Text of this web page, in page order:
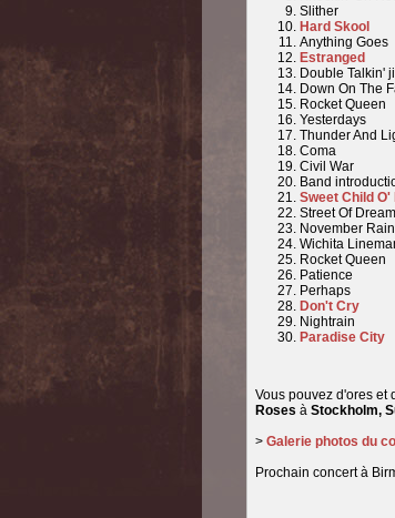
Slither
Hard Skool
Anything Goes
Estranged
Double Talkin'
Down On The
Rocket Queen
Yesterdays
Thunder And
Coma
Civil War
Band
Sweet Child O'
Street Of
November Rain
Wichita
Rocket Queen
Patience
Perhaps
Don't Cry
Nightrain
Paradise City
Vous pouvez d'ores et
Roses à Stockholm,
> Galerie photos du
Prochain concert à